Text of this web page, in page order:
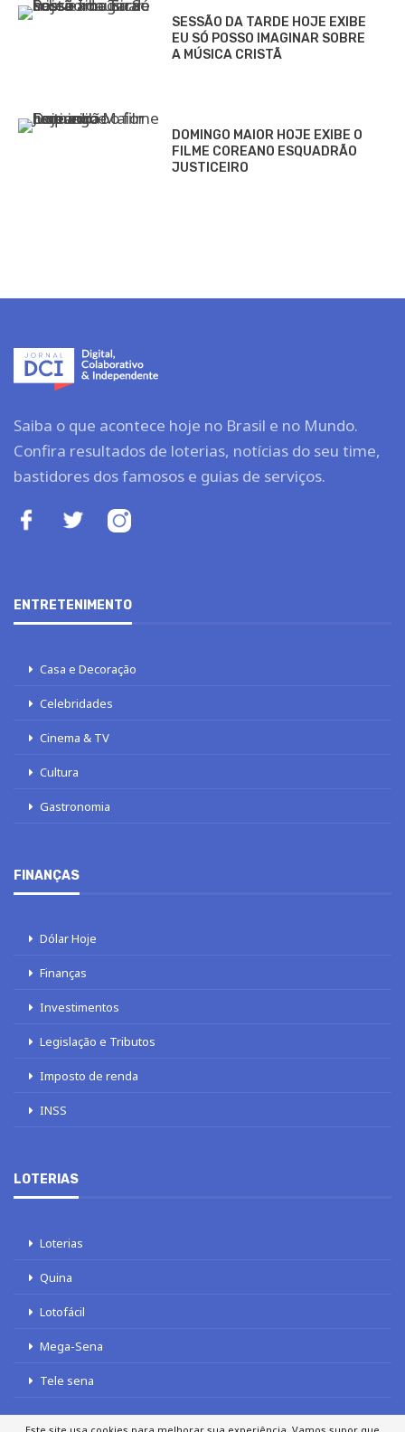
SESSÃO DA TARDE HOJE EXIBE
EU SÓ POSSO IMAGINAR SOBRE
A MÚSICA CRISTÃ
DOMINGO MAIOR HOJE EXIBE O
FILME COREANO ESQUADRÃO
JUSTICEIRO
Saiba o que acontece hoje no Brasil e no Mundo.
Confira resultados de loterias, notícias do seu time,
bastidores dos famosos e guias de serviços.
ENTRETENIMENTO
Casa e Decoração
Celebridades
Cinema & TV
Cultura
Gastronomia
FINANÇAS
Dólar Hoje
Finanças
Investimentos
Legislação e Tributos
Imposto de renda
INSS
LOTERIAS
Loterias
Quina
Lotofácil
Mega-Sena
Tele sena